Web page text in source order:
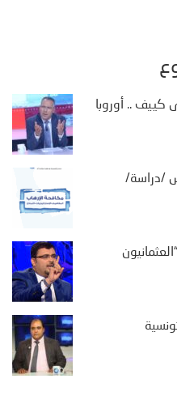
كييف .. أوروبا
/دراسة/